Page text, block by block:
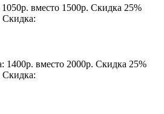
вместо 1500р. Скидка 25%
Скидка:
1400р. вместо 2000р. Скидка 25%
Скидка: